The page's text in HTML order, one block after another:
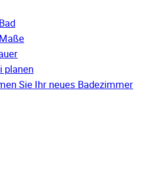
planen
Sie Ihr neues Badezimmer